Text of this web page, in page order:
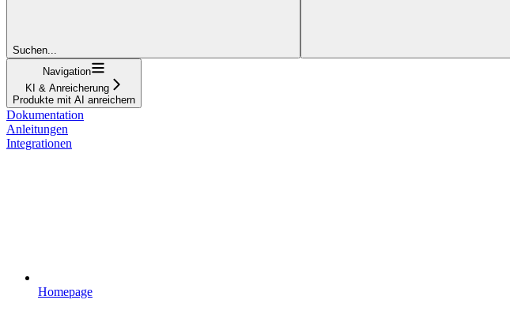
Suchen...
Navigation
KI & Anreicherung
Produkte mit AI anreichern
Dokumentation
Anleitungen
Integrationen
Homepage